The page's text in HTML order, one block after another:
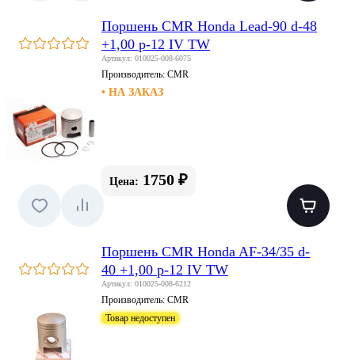
Поршень CMR Honda Lead-90 d-48
+1,00 p-12 IV TW
Артикул: 010025-008-6075
Производитель: CMR
• НА ЗАКАЗ
Цена: 1750 ₽
Поршень CMR Honda AF-34/35 d-
40 +1,00 p-12 IV TW
Артикул: 010025-008-6212
Производитель: CMR
Товар недоступен